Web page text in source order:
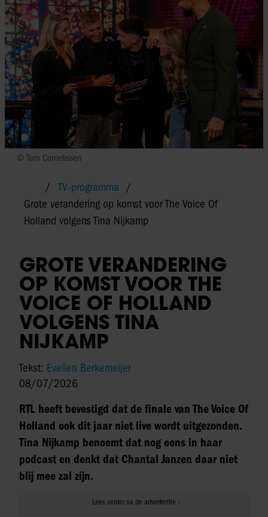
© Tom Cornelissen
TV-programma
Grote verandering op komst voor The Voice Of
Holland volgens Tina Nijkamp
GROTE VERANDERING
OP KOMST VOOR THE
VOICE OF HOLLAND
VOLGENS TINA
NIJKAMP
Tekst: Evelien Berkemeijer
08/07/2026
RTL heeft bevestigd dat de finale van The Voice Of
Holland ook dit jaar niet live wordt uitgezonden.
Tina Nijkamp benoemt dat nog eens in haar
podcast en denkt dat Chantal Janzen daar niet
blij mee zal zijn.